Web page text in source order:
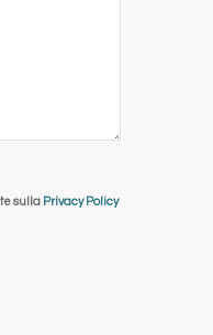
sulla Privacy Policy